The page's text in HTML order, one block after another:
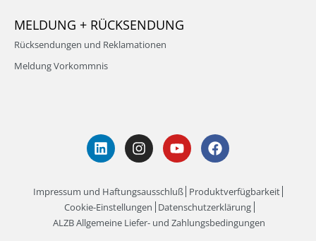
MELDUNG + RÜCKSENDUNG
Rücksendungen und Reklamationen
Meldung Vorkommnis
Impressum und Haftungsausschluß Produktverfügbarkeit
Cookie-Einstellungen Datenschutzerklärung
ALZB Allgemeine Liefer- und Zahlungsbedingungen